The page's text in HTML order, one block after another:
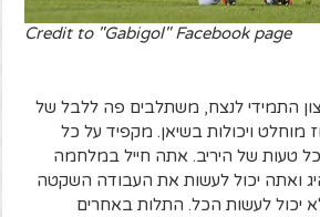
Credit to "Gabigol" Facebook page
התמידי לנצח, משתלבים פה ללבל של
מוחלט ויכולות בשיאן. מקפיד על כל
כל טעות של היריב. אתה חייל במלחמה
ואתה יכול לעשות את העבודה השקטה
יכול לעשות הכל. התלות באחרים